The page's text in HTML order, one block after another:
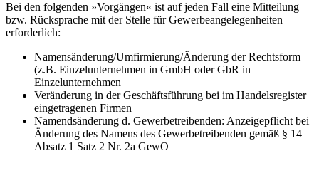
Bei den folgenden »Vorgängen« ist auf jeden Fall eine Mitteilung
bzw. Rücksprache mit der Stelle für Gewerbeangelegenheiten
erforderlich:
Namensänderung/Umfirmierung/Änderung der Rechtsform
(z.B. Einzelunternehmen in GmbH oder GbR in
Einzelunternehmen
Veränderung in der Geschäftsführung bei im Handelsregister
eingetragenen Firmen
Namendsänderung d. Gewerbetreibenden: Anzeigepflicht bei
Änderung des Namens des Gewerbetreibenden gemäß § 14
Absatz 1 Satz 2 Nr. 2a GewO